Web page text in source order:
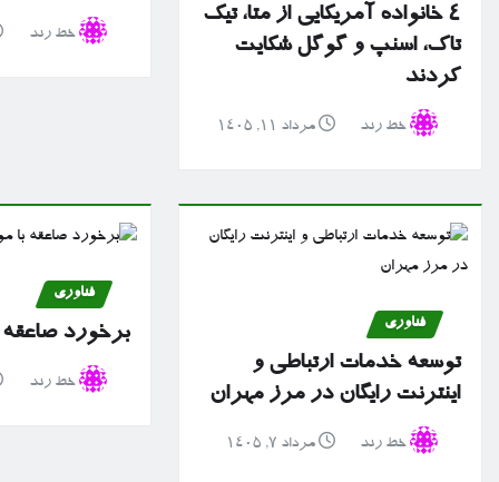
۴ خانواده آمریکایی از متا، تیک
تاک، اسنپ و گوگل شکایت
کردند
خط رند مرداد ۱۱, ۱۴۰۵
خط رند
فناوری
توسعه خدمات ارتباطی و
اینترنت رایگان در مرز مهران
خط رند مرداد ۷, ۱۴۰۵
فناوری
برخورد
خط رند